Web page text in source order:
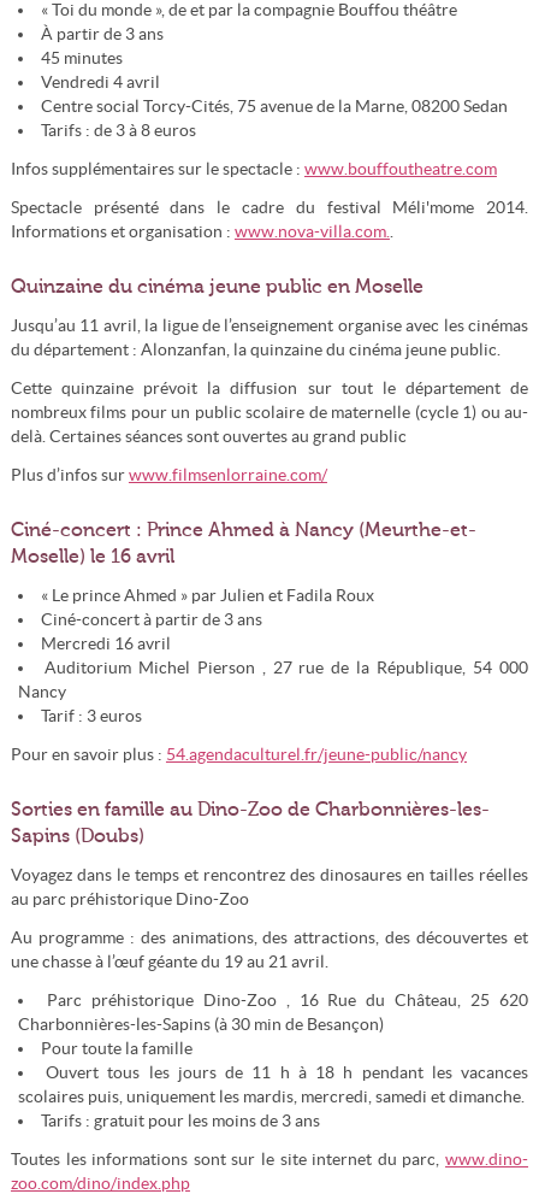
« Toi du monde », de et par la compagnie Bouffou théâtre
À partir de 3 ans
45 minutes
Vendredi 4 avril
Centre social Torcy-Cités, 75 avenue de la Marne, 08200 Sedan
Tarifs : de 3 à 8 euros
Infos supplémentaires sur le spectacle : www.bouffoutheatre.com
Spectacle présenté dans le cadre du festival Méli'mome 2014.
Informations et organisation : www.nova-villa.com..
Quinzaine du cinéma jeune public en Moselle
Jusqu’au 11 avril, la ligue de l’enseignement organise avec les cinémas
du département : Alonzanfan, la quinzaine du cinéma jeune public.
Cette quinzaine prévoit la diffusion sur tout le département de
nombreux films pour un public scolaire de maternelle (cycle 1) ou au-
delà. Certaines séances sont ouvertes au grand public
Plus d’infos sur www.filmsenlorraine.com/
Ciné-concert : Prince Ahmed à Nancy (Meurthe-et-
Moselle) le 16 avril
« Le prince Ahmed » par Julien et Fadila Roux
Ciné-concert à partir de 3 ans
Mercredi 16 avril
Auditorium Michel Pierson , 27 rue de la République, 54 000
Nancy
Tarif : 3 euros
Pour en savoir plus : 54.agendaculturel.fr/jeune-public/nancy
Sorties en famille au Dino-Zoo de Charbonnières-les-
Sapins (Doubs)
Voyagez dans le temps et rencontrez des dinosaures en tailles réelles
au parc préhistorique Dino-Zoo
Au programme : des animations, des attractions, des découvertes et
une chasse à l’œuf géante du 19 au 21 avril.
Parc préhistorique Dino-Zoo , 16 Rue du Château, 25 620
Charbonnières-les-Sapins (à 30 min de Besançon)
Pour toute la famille
Ouvert tous les jours de 11 h à 18 h pendant les vacances
scolaires puis, uniquement les mardis, mercredi, samedi et dimanche.
Tarifs : gratuit pour les moins de 3 ans
Toutes les informations sont sur le site internet du parc,www.dino-
zoo.com/dino/index.php